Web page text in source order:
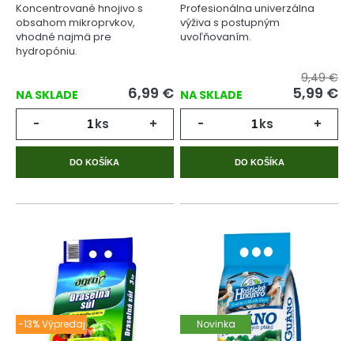
Koncentrované hnojivo s
obsahom mikroprvkov,
vhodné najmä pre
hydropóniu.
NA SKLADE 6,99 €
- ks +
DO KOŠÍKA
Profesionálna univerzálna
výživa s postupným
uvoľňovaním.
NA SKLADE
9,49 €
5,99 €
- ks +
DO KOŠÍKA
-13% Výpredaj Novinka